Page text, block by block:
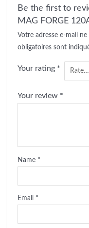
Be the first to
MAG FORGE
Votre adresse e-mail ne
obligatoires sont
Your rating *
Your review *
Name *
Email *